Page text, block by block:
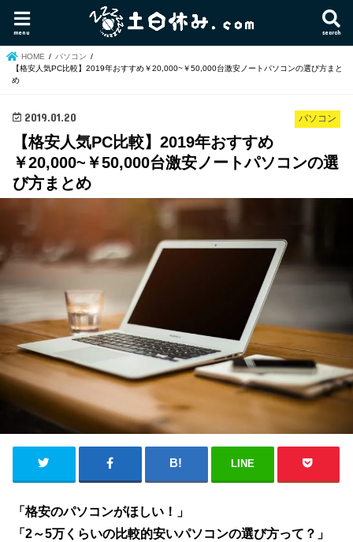
search
menu
HOME
パソコン
【格安人気PC比較】2019年おすすめ￥20,000~￥50,000台激安ノートパソコンの選び方まと
め
パソコン
2019.01.20
【格安人気PC比較】2019年おすすめ
￥20,000~￥50,000台激安ノートパソコンの選
び方まとめ
LINE
「格安のパソコンがほしい！」
「2～5万くらいの比較的安いパソコンの選び方って？」